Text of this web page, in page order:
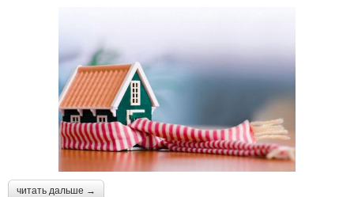
читать дальше →